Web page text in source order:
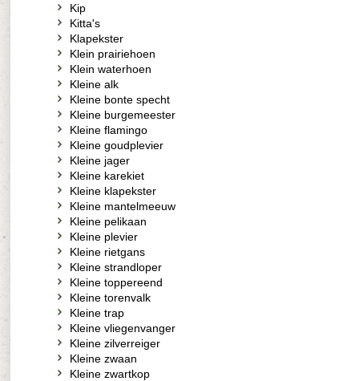
Kip
Kitta's
Klapekster
Klein prairiehoen
Klein waterhoen
Kleine alk
Kleine bonte specht
Kleine burgemeester
Kleine flamingo
Kleine goudplevier
Kleine jager
Kleine karekiet
Kleine klapekster
Kleine mantelmeeuw
Kleine pelikaan
Kleine plevier
Kleine rietgans
Kleine strandloper
Kleine toppereend
Kleine torenvalk
Kleine trap
Kleine vliegenvanger
Kleine zilverreiger
Kleine zwaan
Kleine zwartkop